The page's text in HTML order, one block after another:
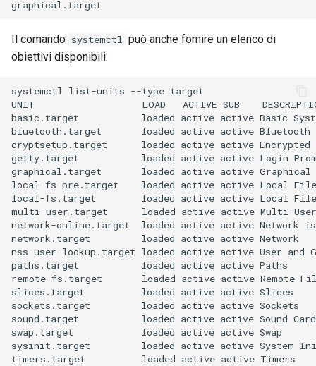
Il comando systemctl può anche fornire un elenco di
obiettivi disponibili:
systemctl list-units --type target
UNIT
LOAD ACTIVE SUB
basic.target
loaded active active Basic
bluetooth.target
loaded active active Bluetooth
cryptsetup.target
loaded active active Encrypted
getty.target
loaded active active Login
graphical.target
loaded active active Graphical
local-fs-pre.target
loaded active active Local
File
local-fs.target
loaded active active Local
File
multi-user.target
loaded active active Multi-User
network-online.target
loaded active active Network is
network.target
loaded active active Network
nss-user-lookup.target loaded active active User and
paths.target
loaded active active Paths
remote-fs.target
loaded active active Remote
slices.target
loaded active active Slices
sockets.target
loaded active active Sockets
sound.target
loaded active active Sound Card
swap.target
loaded active active Swap
sysinit.target
loaded active active System
timers.target
loaded active active